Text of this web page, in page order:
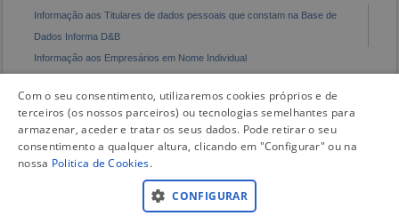
Informação aos Titulares de dados pessoais que constam na Base de
Dados Informa D&B
Informação aos Empresários em Nome Individual
Com o seu consentimento, utilizaremos cookies próprios e de
terceiros (os nossos parceiros) ou tecnologias semelhantes para
armazenar, aceder e tratar os seus dados. Pode retirar o seu
consentimento a qualquer altura, clicando em "Configurar" ou na
nossa Politica de Cookies.
CONFIGURAR